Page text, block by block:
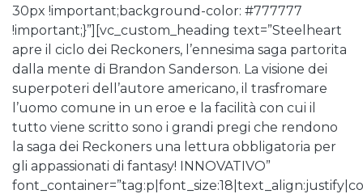
30px !important;background-color: #777777
!important;}”][vc_custom_heading text=”Steelheart
apre il ciclo dei Reckoners, l’ennesima saga partorita
dalla mente di Brandon Sanderson. La visione dei
superpoteri dell’autore americano, il trasfromare
l’uomo comune in un eroe e la facilità con cui il
tutto viene scritto sono i grandi pregi che rendono
la saga dei Reckoners una lettura obbligatoria per
gli appassionati di fantasy! INNOVATIVO”